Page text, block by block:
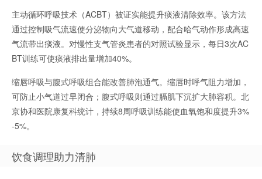
主动循环呼吸技术（ACBT）被证实能提升痰液清除效率。该方法
通过控制吸气流速使分泌物向大气道移动，配合哈气动作形成高速
气流带出痰液。对慢性支气管炎患者的对照试验显示，每日3次AC
BT训练可使痰液排出量增加40%。
缩唇呼吸与腹式呼吸组合能改善肺泡通气。缩唇时呼气阻力增加，
可防止小气道过早闭合；腹式呼吸则通过膈肌下沉扩大肺容积。北
京协和医院康复科统计，持续8周呼吸训练能使血氧饱和度提升3%
-5%。
饮食调理助力清肺